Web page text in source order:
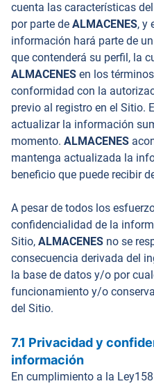
cuenta las características
por parte de ALMACENES, y
información hará parte de
que contenderá su perfil, la
ALMACENES en los
conformidad con la
previo al registro en el Sitio.
actualizar la información
momento. ALMACENES
mantenga actualizada la
beneficio que puede recibir
A pesar de todos los
confidencialidad de la
Sitio, ALMACENES no se
consecuencia derivada del
la base de datos y/o por
funcionamiento y/o
del Sitio.
7.1 Privacidad y
información
En cumplimiento a la